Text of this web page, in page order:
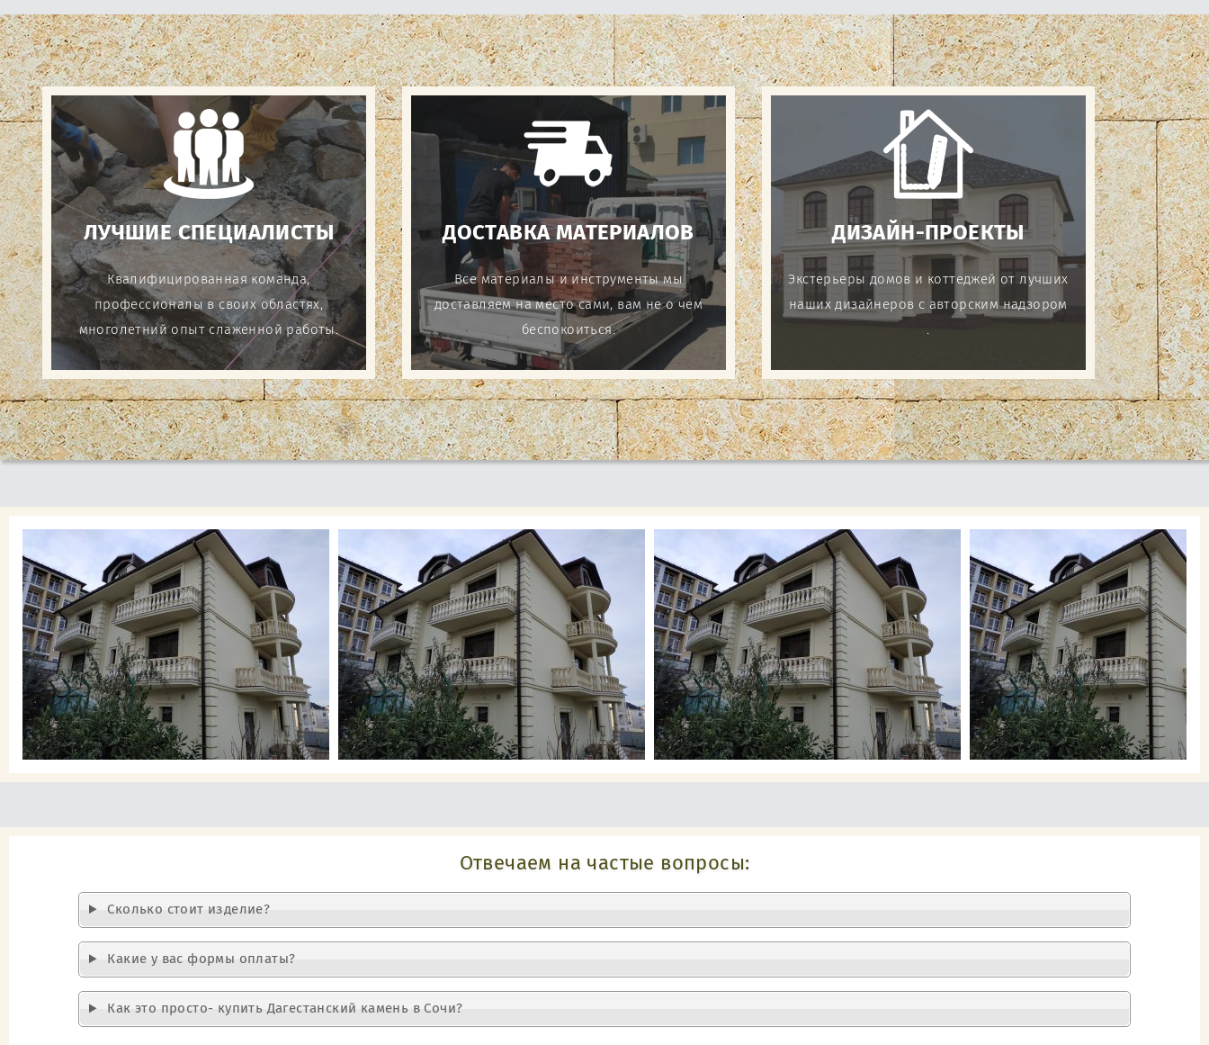
ЛУЧШИЕ СПЕЦИАЛИСТЫ
Квалифицированная команда,
профессионалы в своих областях,
многолетний опыт слаженной работы.
ДОСТАВКА МАТЕРИАЛОВ
Все материалы и инструменты мы
доставляем на место сами, вам не о чем
беспокоиться.
ДИЗАЙН-ПРОЕКТЫ
Экстерьеры домов и коттеджей от лучших
наших дизайнеров с авторским надзором
.
Отвечаем на частые вопросы:
Cколько стоит изделие?
Какие у вас формы оплаты?
Как это просто- купить Дагестанский камень в Сочи?